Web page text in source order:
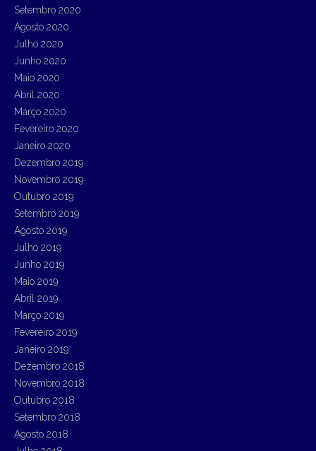
Setembro 2020
Agosto 2020
Julho 2020
Junho 2020
Maio 2020
Abril 2020
Março 2020
Fevereiro 2020
Janeiro 2020
Dezembro 2019
Novembro 2019
Outubro 2019
Setembro 2019
Agosto 2019
Julho 2019
Junho 2019
Maio 2019
Abril 2019
Março 2019
Fevereiro 2019
Janeiro 2019
Dezembro 2018
Novembro 2018
Outubro 2018
Setembro 2018
Agosto 2018